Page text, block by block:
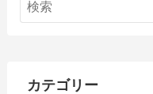
カテゴリー